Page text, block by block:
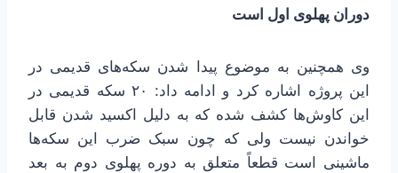
دوران پهلوی اول است
وی همچنین به موضوع پیدا شدن سکه‌های قدیمی در
این پروژه اشاره کرد و ادامه داد: ۲۰ سکه قدیمی در
این کاوش‌ها کشف شده که به دلیل اکسید شدن قابل
خواندن نیست ولی که چون سبک ضرب این سکه‌ها
ماشینی است قطعاً متعلق به دوره پهلوی دوم به بعد